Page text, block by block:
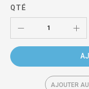
QTÉ
AJOUTER